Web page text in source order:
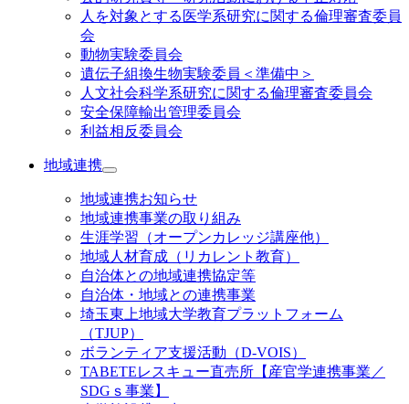
人を対象とする医学系研究に関する倫理審査委員
会
動物実験委員会
遺伝子組換生物実験委員＜準備中＞
人文社会科学系研究に関する倫理審査委員会
安全保障輸出管理委員会
利益相反委員会
地域連携
地域連携お知らせ
地域連携事業の取り組み
生涯学習（オープンカレッジ講座他）
地域人材育成（リカレント教育）
自治体との地域連携協定等
自治体・地域との連携事業
埼玉東上地域大学教育プラットフォーム
（TJUP）
ボランティア支援活動（D-VOIS）
TABETEレスキュー直売所【産官学連携事業／
SDGｓ事業】